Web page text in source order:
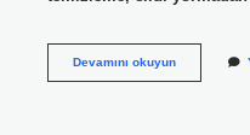
Devamını okuyunMisel